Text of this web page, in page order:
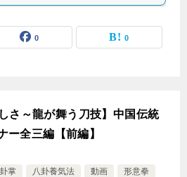
0 0
～龍が舞う刀技】中国伝統
ー全三編【前編】
掌 八卦養気法 動画
形意拳